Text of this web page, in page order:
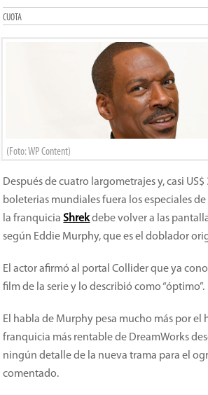
CUOTA
(Foto: WP Content)
Después de cuatro largometrajes y, casi
boleterias mundiales fuera los especiales
la franquiciaShrekdebe volver a las
según Eddie Murphy, que es el doblador
El actor afirmó al portal Collider que ya
film de la serie y lo describió como “óptimo”.
El habla de Murphy pesa mucho más por el
franquicia más rentable de DreamWorks
ningún detalle de la nueva trama para el
comentado.